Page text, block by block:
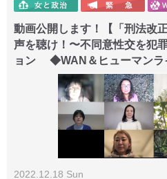
動画公開します！【「刑法改
声を聴け！〜不同意性交を犯
ョン ◆WAN＆ヒューマンラ
2022.12.18 Sun